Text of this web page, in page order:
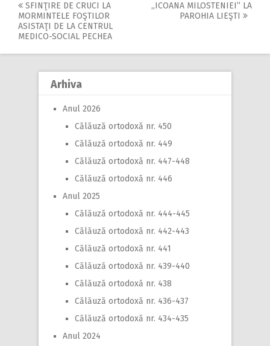
Post
navigation
SFINŢIRE DE CRUCI LA
MORMINTELE FOŞTILOR
ASISTAŢI DE LA CENTRUL
MEDICO-SOCIAL PECHEA
,,ICOANA MILOSTENIEI” LA
PAROHIA LIEŞTI
Arhiva
Anul 2026
Călăuză ortodoxă nr. 450
Călăuză ortodoxă nr. 449
Călăuză ortodoxă nr. 447-448
Călăuză ortodoxă nr. 446
Anul 2025
Călăuză ortodoxă nr. 444-445
Călăuză ortodoxă nr. 442-443
Călăuză ortodoxă nr. 441
Călăuză ortodoxă nr. 439-440
Călăuză ortodoxă nr. 438
Călăuză ortodoxă nr. 436-437
Călăuză ortodoxă nr. 434-435
Anul 2024